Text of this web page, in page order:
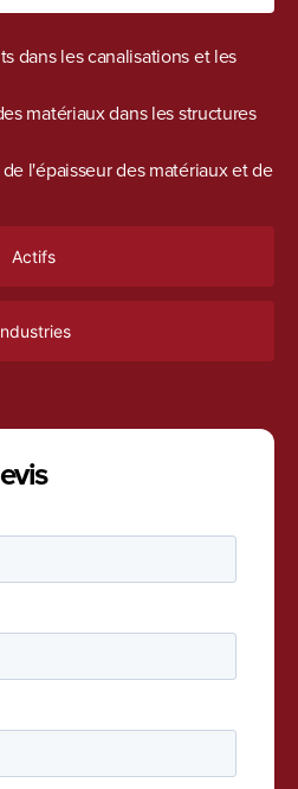
Actifs
dans les canalisations et les
matériaux dans les structures
l'épaisseur des matériaux et de